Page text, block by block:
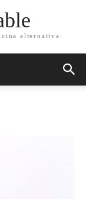
alternativa.